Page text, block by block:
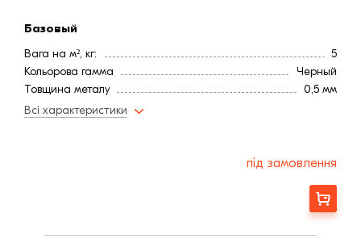
Базовый
Вага на м², кг:
5
Кольорова гамма
Черный
Товщина металу
0,5 мм
Мінімальний кут нахилу
Всі характеристики
під замовлення
Замовити